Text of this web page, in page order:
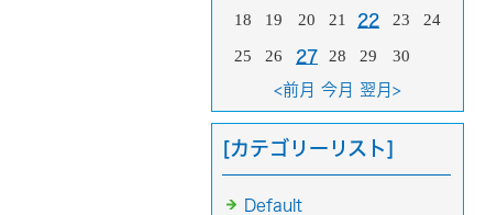
18 19 20 21 22 23 24
25 26 27 28 29 30
<前月 今月 翌月>
[カテゴリーリスト]
Default